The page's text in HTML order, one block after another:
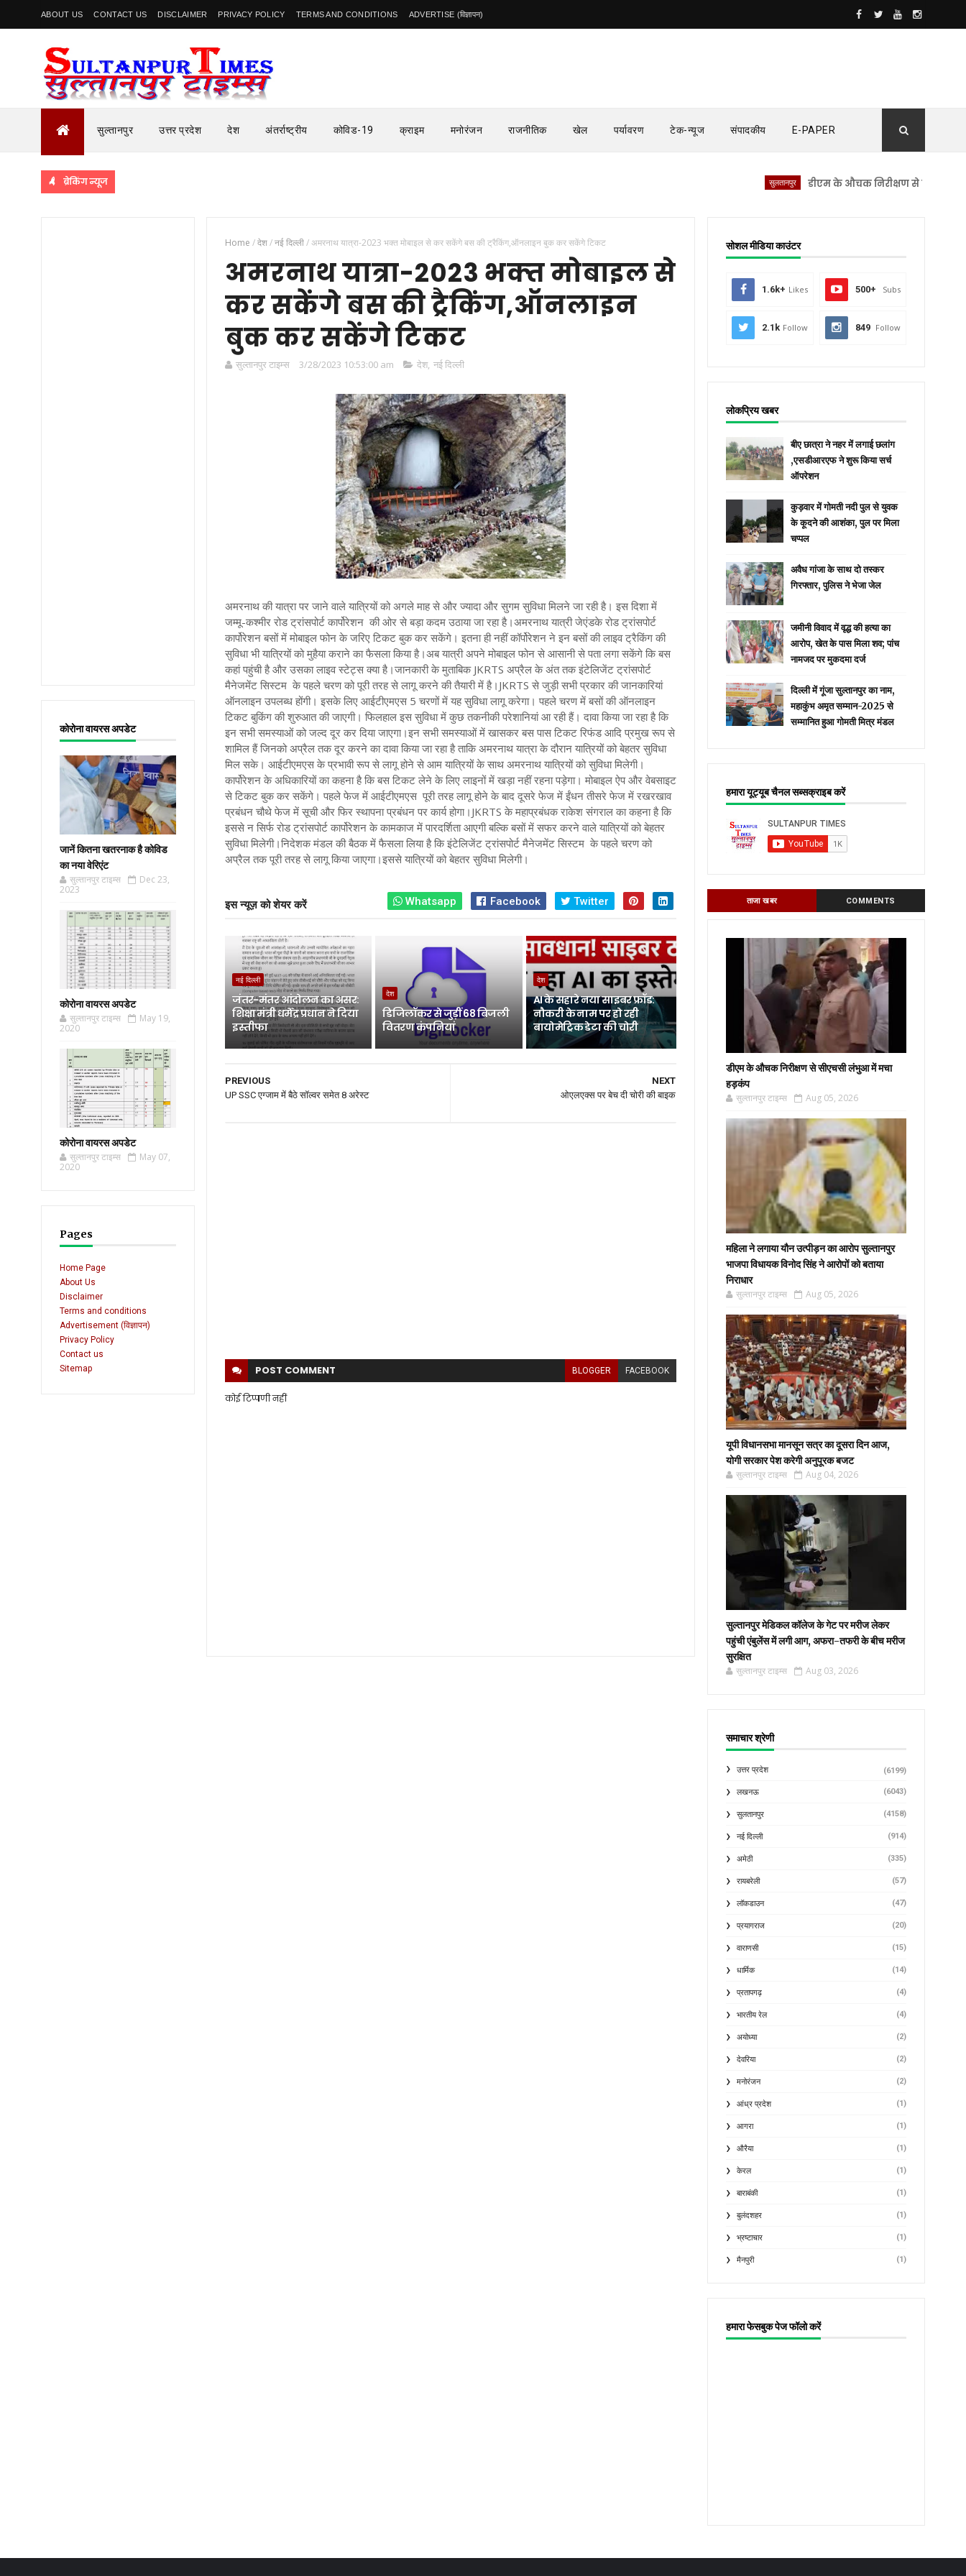
ABOUT US CONTACT US DISCLAIMER PRIVACY POLICY TERMS AND CONDITIONS ADVERTISE (विज्ञापन)
सुल्तानपुर उत्तर प्रदेश देश अंतर्राष्ट्रीय कोविड-19 क्राइम मनोरंजन राजनीतिक खेल पर्यावरण टेक-न्यूज संपादकीय E-PAPER
ब्रेकिंग न्यूज डीएम के औचक निरीक्षण से सीएचसी लंभुआ में
कोरोना वायरस अपडेट
जानें कितना खतरनाक है कोविड
का नया वेरिएंट
सुल्तानपुर टाइम्स
Dec 23,
2023
कोरोना वायरस अपडेट
सुल्तानपुर टाइम्स
May 19,
2020
कोरोना वायरस अपडेट
सुल्तानपुर टाइम्स
May 07,
2020
Pages
Home Page
About Us
Disclaimer
Terms and conditions
Advertisement (विज्ञापन)
Privacy Policy
Contact us
Sitemap
Home /देश/नई दिल्ली/अमरनाथ यात्रा-2023 भक्‍त मोबाइल से कर सकेंगे बस की ट्रैक‍िंग,ऑनलाइन बुक कर सकेंगे ट‍िकट
अमरनाथ यात्रा-2023 भक्‍त मोबाइल से
कर सकेंगे बस की ट्रैक‍िंग,ऑनलाइन
बुक कर सकेंगे ट‍िकट
सुल्तानपुर टाइम्स 3/28/2023 10:53:00 am देश, नई दिल्ली
अमरनाथ की यात्रा पर जाने वाले यात्र‍ियों को अगले माह से और ज्‍यादा और सुगम सुव‍िधा म‍िलने जा रही है। इस द‍िशा में
जम्मू-कश्मीर रोड ट्रांसपोर्ट कार्पोरेशन की ओर से बड़ा कदम उठाया जा रहा है।अमरनाथ यात्री जेएंडके रोड ट्रांसपोर्ट
कार्पोरेशन बसों में मोबाइल फोन के जर‍िए ट‍िकट बुक कर सकेंगे। इतना ही नहीं कॉर्पोरेशन ने इन बसों की लाइव ट्रैक‍िंग की
सुव‍िधा भी यात्र‍ियों को मुहैया कराने का फैसला क‍िया है।अब यात्री अपने मोबाइल फोन से आसानी से पता लगा सकेंगे क‍ि बस
कहां पहुंची है और उसका लाइव स्‍टेट्स क्‍या है ।जानकारी के मुताब‍िक JKRTS अप्रैल के अंत तक इंटेलिजेंट ट्रांसपोर्ट
मैनेजमेंट सिस्टम के पहले चरण को पूरी तरह से लागू करने की तैयारी में है।JKRTS से जुड़ी सभी प्रकार की जानकारियां
ऑनलाइन उपलब्ध होंगी। इसके लिए आईटीएमएस 5 चरणों में यह सुव‍िधा लागू करेगा। पहले चरण में बसों की ऑनलाइन
टिकट बुकिंग की शुरुआत की जाएगी। फ‍िलहाल इस सुव‍िधा में कुछ तकनीकी परेशान‍ियां आ रही हैं। दावा क‍िया जा रहा है क‍ि
इन सभी समस्‍याओं को जल्‍द दूर कर द‍िया जाएगा ।इन सभी समस्‍याओं में खासकर बस पास टिकट रिफंड आद‍ि प्रमुख रूप से
शामि‍ल हैं ज‍िनको अप्रैल तक दूर करने का दावा किया जा रहा है ताकि अमरनाथ यात्रा के दौरान यात्रियों को बेहतर सुविधा
मिल सके। आईटीएमएस के प्रभावी रूप से लागू होने से आम यात्रियों के साथ अमरनाथ यात्रियों को सुविधा मिलेगी ।
कार्पोरेशन के अध‍िकार‍ियों का कहना है क‍ि बस टिकट लेने के लिए लाइनों में खड़ा नहीं रहना पड़ेगा। मोबाइल ऐप और वेबसाइट
से टिकट बुक कर सकेंगे। पहले फेज में आईटीएमएस पूरी तरह लागू होने के बाद दूसरे फेज में ईंधन तीसरे फेज में रखरखाव
प्रबंधन चौथे फेज में सूची और फिर स्थापना प्रबंधन पर कार्य होगा ।JKRTS के महाप्रबंधक राकेश संगराल का कहना है क‍ि
इससे न सिर्फ रोड ट्रांसपोर्ट कार्पोरेशन के कामकाज में पारदर्शिता आएगी बल्कि बसों में सफर करने वाले यात्रियों को बेहतर
सुविधा मिलेगी।निदेशक मंडल की बैठक में फैसला लिया है कि इंटेलिजेंट ट्रांसपोर्ट मैनेजमेंट सिस्टम के पहले चरण को
अप्रैल तक पूरी तरह से लागू किया जाएगा।इससे यात्रियों को बेहतर सुविधा मिलेगी।
इस न्यूज़ को शेयर करें Whatsapp Facebook Twitter
नई दिल्ली
जंतर-मंतर आंदोलन का असर:
शिक्षा मंत्री धर्मेंद्र प्रधान ने दिया
इस्तीफा
देश
डिजिलॉकर से जुड़ीं 68 बिजली
वितरण कंपनियां
देश
AI के सहारे नया साइबर फ्रॉड:
नौकरी के नाम पर हो रही
बायोमेट्रिक डेटा की चोरी
NEXT
ओएलएक्स पर बेच दी चोरी की बाइक
PREVIOUS
UP SSC एग्जाम में बैठे सॉल्वर समेत 8 अरेस्ट
POST COMMENT BLOGGER FACEBOOK
कोई टिप्पणी नहीं
सोशल मीडिया काउंटर
1.6k+ Likes 500+ Subs
2.1k Follow 849 Follow
लोकप्रिय खबर
बीए छात्रा ने नहर में लगाई छलांग
,एसडीआरएफ ने शुरू किया सर्च
ऑपरेशन
कुड़वार में गोमती नदी पुल से युवक
के कूदने की आशंका, पुल पर मिला
चप्पल
अवैध गांजा के साथ दो तस्कर
गिरफ्तार, पुलिस ने भेजा जेल
जमीनी विवाद में वृद्ध की हत्या का
आरोप, खेत के पास मिला शव; पांच
नामजद पर मुकदमा दर्ज
दिल्ली में गूंजा सुल्तानपुर का नाम,
महाकुंभ अमृत सम्मान-2025 से
सम्मानित हुआ गोमती मित्र मंडल
हमारा यूट्यूब चैनल सब्सक्राइब करें
ताजा खबर COMMENTS
डीएम के औचक निरीक्षण से सीएचसी लंभुआ में मचा
हड़कंप
सुल्तानपुर टाइम्स Aug 05, 2026
महिला ने लगाया यौन उत्पीड़न का आरोप सुल्तानपुर
भाजपा विधायक विनोद सिंह ने आरोपों को बताया
निराधार
सुल्तानपुर टाइम्स Aug 05, 2026
यूपी विधानसभा मानसून सत्र का दूसरा दिन आज,
योगी सरकार पेश करेगी अनुपूरक बजट
सुल्तानपुर टाइम्स Aug 04, 2026
सुल्तानपुर मेडिकल कॉलेज के गेट पर मरीज लेकर
पहुंची एंबुलेंस में लगी आग, अफरा-तफरी के बीच मरीज
सुरक्षित
सुल्तानपुर टाइम्स Aug 03, 2026
समाचार श्रेणी
उत्तर प्रदेश (6199)
लखनऊ (6043)
सुलतानपुर (4158)
नई दिल्ली (914)
अमेठी (335)
रायबरेली (57)
लॉकडाउन (47)
प्रयागराज (20)
वाराणसी (15)
धार्मिक (14)
प्रतापगढ़ (4)
भारतीय रेल (4)
अयोध्या (2)
देवरिया (2)
मनोरंजन (2)
आंध्र प्रदेश (1)
आगरा (1)
औरैया (1)
केरल (1)
बाराबंकी (1)
बुलंदशहर (1)
भ्रष्टाचार (1)
मैनपुरी (1)
हमारा फेसबुक पेज फॉलो करें